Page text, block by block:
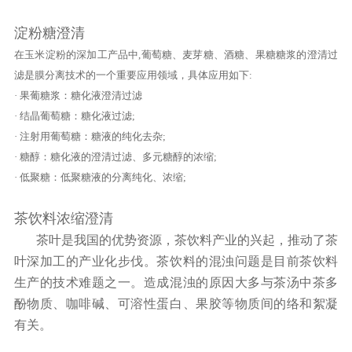
淀粉糖澄清
在玉米淀粉的深加工产品中,葡萄糖、麦芽糖、酒糖、果糖糖浆的澄清过
滤是膜分离技术的一个重要应用领域，具体应用如下:
· 果葡糖浆：糖化液澄清过滤
· 结晶葡萄糖：糖化液过滤;
· 注射用葡萄糖：糖液的纯化去杂;
· 糖醇：糖化液的澄清过滤、多元糖醇的浓缩;
· 低聚糖：低聚糖液的分离纯化、浓缩;
茶饮料浓缩澄清
茶叶是我国的优势资源，茶饮料产业的兴起，推动了茶
叶深加工的产业化步伐。茶饮料的混浊问题是目前茶饮料
生产的技术难题之一。造成混浊的原因大多与茶汤中茶多
酚物质、咖啡碱、可溶性蛋白、果胶等物质间的络和絮凝
有关。